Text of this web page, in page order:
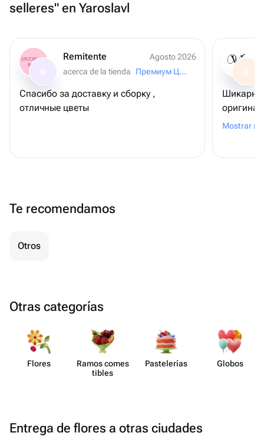
selleres" en Yaroslavl
Remitente
Agosto 2026
acerca de la tienda
Премиум Цветы
Спасибо за доставку и сборку ,
отличные цветы
R
букета с
Mostrar
Te recomendamos
Otros
Otras categorías
Flores
Ramos comes​
tibles
Paste​lerías Globos
Entrega de flores a otras ciudades